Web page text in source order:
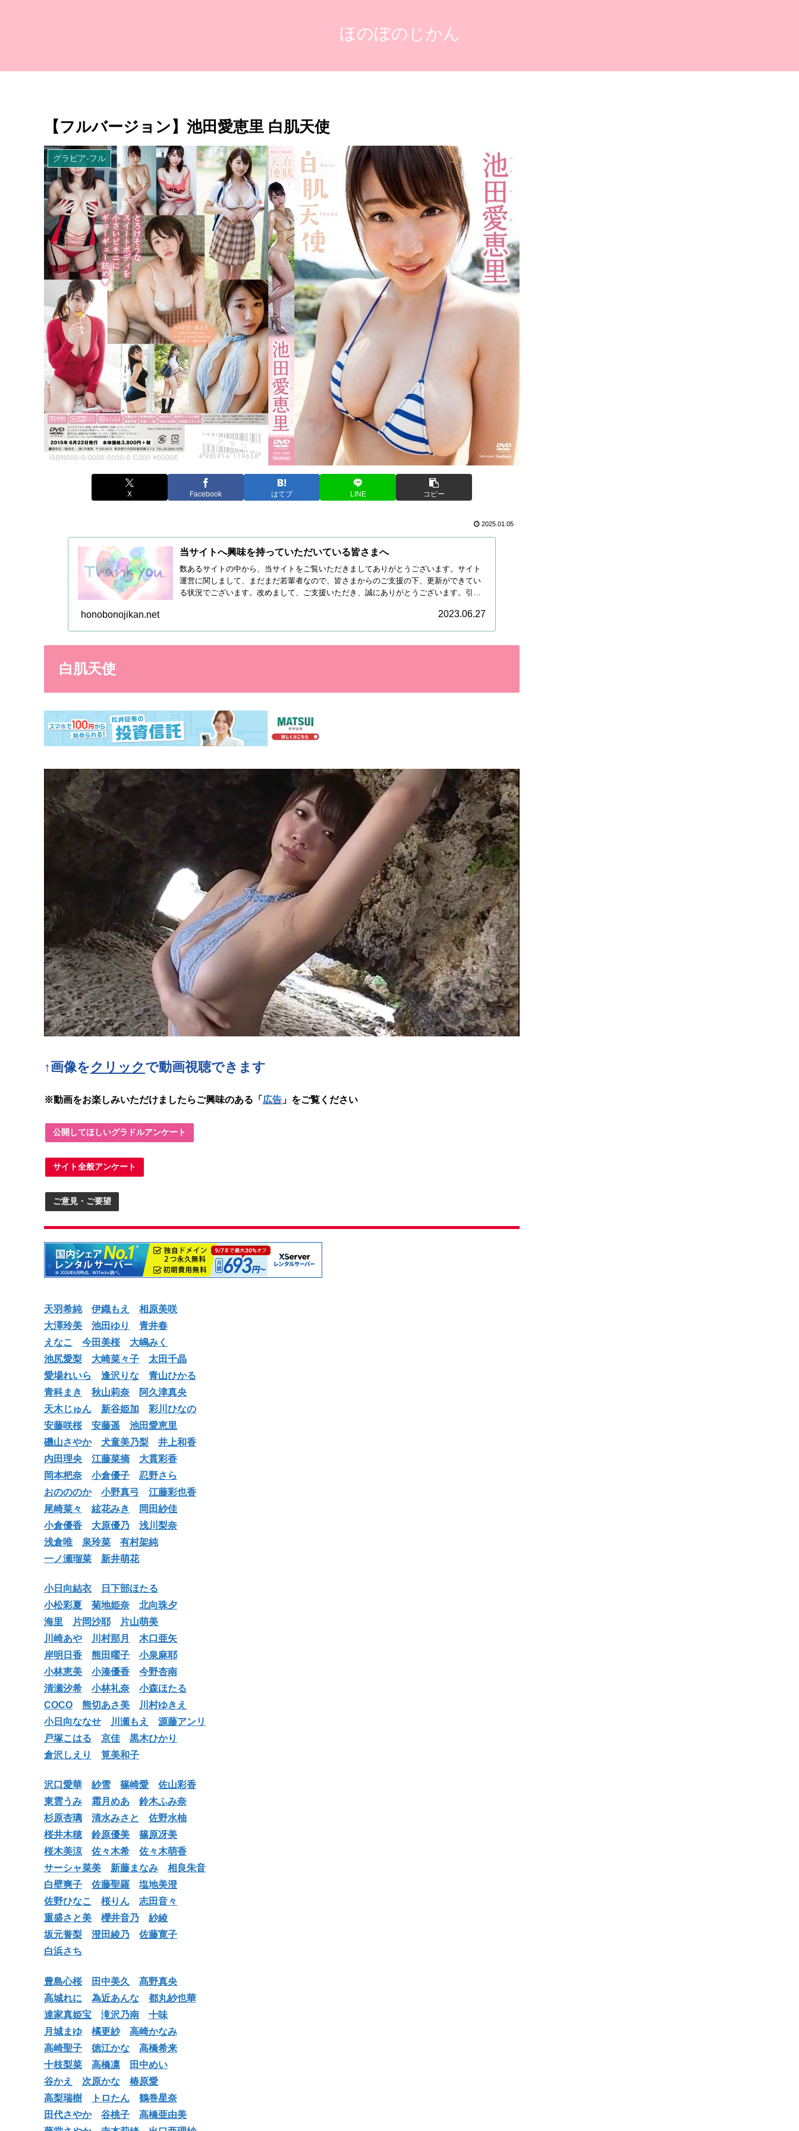
ほのぼのじかん
【フルバージョン】池田愛恵里 白肌天使
グラビア-フル
X Facebook はてブ LINE コピー
2025.01.05
当サイトへ興味を持っていただいている皆さまへ
数あるサイトの中から、当サイトをご覧いただきましてありがとうございます。サイト
運営に関しまして、まだまだ若輩者なので、皆さまからのご支援の下、更新ができてい
る状況でございます。改めまして、ご支援いただき、誠にありがとうございます。引き
honobonojikan.net 2023.06.27
白肌天使
↑画像をクリック で動画視聴できます
※動画をお楽しみいただけましたらご興味のある「 広告 」をご覧ください
公開してほしいグラドルアンケート
サイト全般アンケート
ご意見・ご要望
天羽希純 伊織もえ
相原美咲
大澤玲美
池田ゆり
青井春
えなこ
今田美桜
大嶋みく
池尻愛梨
大崎菜々子
太田千晶
愛場れいら
逢沢りな
青山ひかる
青科まき
秋山莉奈
阿久津真央
天木じゅん
新谷姫加
彩川ひなの
安藤咲桜
安藤遥
池田愛恵里
磯山さやか
犬童美乃梨
井上和香
内田理央
江藤菜摘
大貫彩香
岡本杷奈
小倉優子
忍野さら
おのののか
小野真弓
江藤彩也香
尾崎菜々
絃花みき
岡田紗佳
小倉優香
大原優乃
浅川梨奈
浅倉唯
泉玲菜
有村架純
一ノ瀬瑠菜
新井萌花
小日向結衣
日下部ほたる
小松彩夏
菊地姫奈
北向珠夕
海里
片岡沙耶
片山萌美
川崎あや
川村那月
木口亜矢
岸明日香
熊田曜子
小泉麻耶
小林恵美
小湊優香
今野杏南
清瀬汐希
小林礼奈
小森ほたる
COCO
熊切あさ美
川村ゆきえ
小日向ななせ
川瀬もえ
源藤アンリ
戸塚こはる
京佳
黒木ひかり
倉沢しえり
筧美和子
沢口愛華 紗雪 篠崎愛
佐山彩香
東雲うみ
霜月めあ
鈴木ふみ奈
杉原杏璃
清水みさと
佐野水柚
桜井木穂
鈴原優美
篠原冴美
桜木美涼
佐々木希
佐々木萌香
サーシャ菜美
新藤まなみ
相良朱音
白壁爽子
佐藤聖羅
塩地美澄
佐野ひなこ
桜りん
志田音々
重盛さと美
櫻井音乃
紗綾
坂元誉梨
澄田綾乃
佐藤寛子
白浜さち
豊島心桜 田中美久
髙野真央
高城れに
為近あんな
都丸紗也華
達家真姫宝
滝沢乃南
十味
月城まゆ
橘更紗
高崎かなみ
高崎聖子
徳江かな
高橋希来
十枝梨菜
高橋凛
田中めい
谷かえ
次原かな
椿原愛
高梨瑞樹
トロたん
鶴巻星奈
田代さやか
谷桃子
高橋亜由美